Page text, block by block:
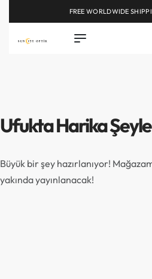
FREE WORLDWIDE
Ufukta Harika
Büyük bir şey hazırlanıyor!
yakında yayınlanacak!